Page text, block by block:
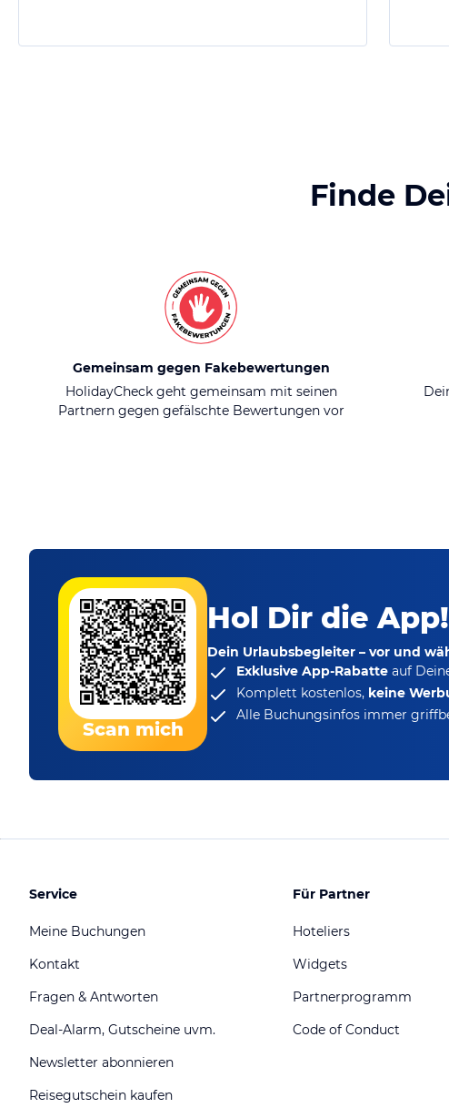
Finde
Gemeinsam gegen Fakebewertungen
HolidayCheck geht gemeinsam mit seinen
Partnern gegen gefälschte Bewertungen vor
Scan mich
Hol Dir die App!
Dein Urlaubsbegleiter – vor und
Exklusive App-Rabatte auf
Komplett kostenlos, keine
Alle Buchungsinfos immer
Service
Meine Buchungen
Kontakt
Fragen & Antworten
Deal-Alarm, Gutscheine uvm.
Newsletter abonnieren
Reisegutschein kaufen
Für Partner
Hoteliers
Widgets
Partnerprogramm
Code of Conduct